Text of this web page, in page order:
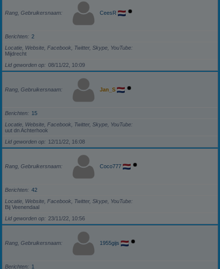
Rang, Gebruikersnaam CeesR
Berichten
2
Locatie, Website, Facebook, Twitter, Skype, YouTube
Mijdrecht
Lid geworden op
08/11/22, 10:09
Rang, Gebruikersnaam Jan_S
Berichten
15
Locatie, Website, Facebook, Twitter, Skype, YouTube
uut dn Achterhook
Lid geworden op
12/11/22, 16:08
Rang, Gebruikersnaam Coco777
Berichten
42
Locatie, Website, Facebook, Twitter, Skype, YouTube
Bij Veenendaal
Lid geworden op
23/11/22, 10:56
Rang, Gebruikersnaam 1955gijs
Berichten 1